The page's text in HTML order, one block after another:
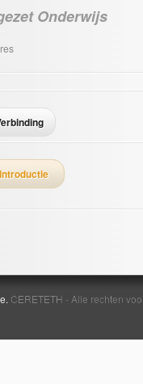
Onderwijs
Introductie
CERETETH - Alle rechten